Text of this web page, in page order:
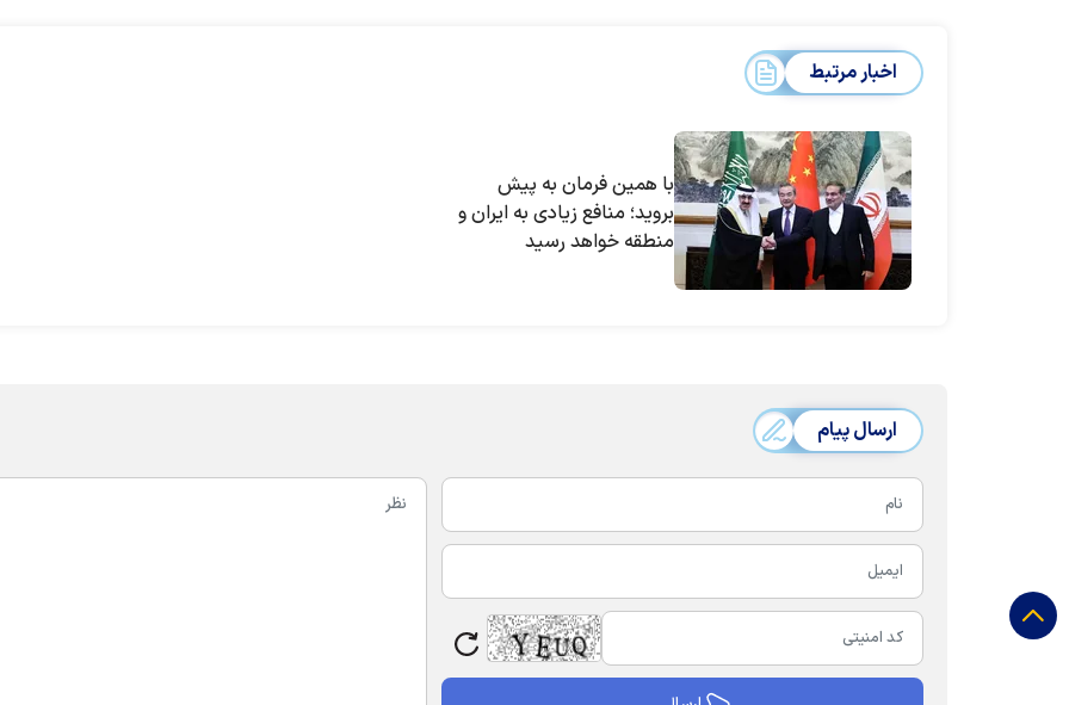
اخبار مرتبط
با همین فرمان به پیش
بروید؛ منافع زیادی به ایران و
منطقه خواهد رسید
ارسال پیام